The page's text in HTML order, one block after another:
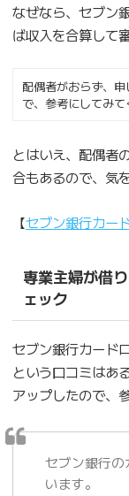
なぜなら、セブン
ば収入を合算して
配偶者がおらず、
で、参考にしてみて
とはいえ、配偶者
合もあるので、気
【セブン銀行カー
専業主婦が借
ェック
セブン銀行カード
という口コミはあ
アップしたので、
セブン銀行
います。